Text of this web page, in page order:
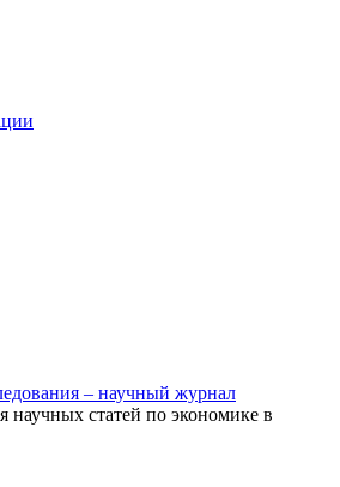
научных статей по экономике в